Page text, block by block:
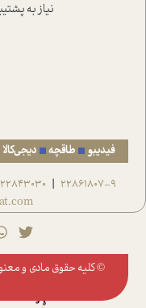
نیاز به
فیدیبو طاقچه دیجی‌کالا
22861807-9
|
22843030
© کلیه حقوق مادی و